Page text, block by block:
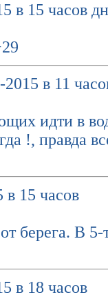
в 15 часов
в 11
идти в
!, правда
в 15 часов
берега. В 5-
в 18 часов